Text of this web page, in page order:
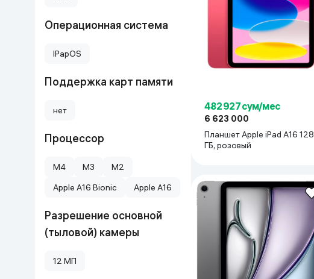
Операционная система
IPapOS
Поддержка карт памяти
нет
Процессор
M4 M3
M2
Apple A16 Bionic
Apple A16
Разрешение основной
(тыловой) камеры
12 МП
482 927 сум/мес
6 623 000
Планшет Apple iPad A16 128
ГБ, розовый